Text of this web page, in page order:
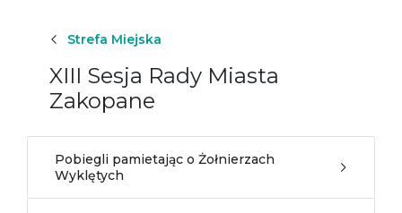
Strefa Miejska
XIII Sesja Rady Miasta
Zakopane
Pobiegli pamietając o Żołnierzach
Wyklętych